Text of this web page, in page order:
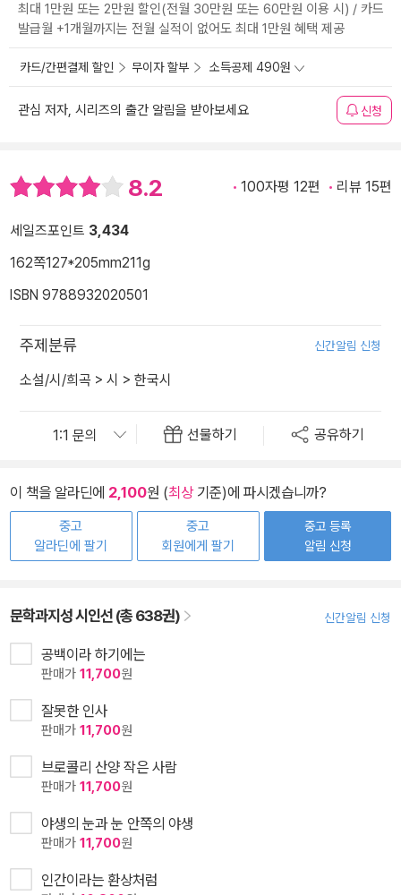
최대 1만원 또는 2만원 할인(전월 30만원 또는 60만원 이용 시) / 카드
발급월 +1개월까지는 전월 실적이 없어도 최대 1만원 혜택 제공
카드/간편결제 할인 무이자 할부 소득공제 490원
관심 저자, 시리즈의 출간 알림을 받아보세요 신청
8.2 100자평 12편 리뷰 15편
세일즈포인트 3,434
162쪽127*205mm211g
ISBN 9788932020501
주제분류 신간알림 신청
소설/시/희곡 > 시 > 한국시
선물하기 공유하기
이 책을 알라딘에 2,100원 (최상기준)에 파시겠습니까?
중고
알라딘에 팔기
중고
회원에게 팔기
중고 등록
알림 신청
문학과지성 시인선 (총 638권) 신간알림 신청
공백이라 하기에는
판매가 11,700원
잘못한 인사
판매가 11,700원
브로콜리 산양 작은 사람
판매가 11,700원
야생의 눈과 눈 안쪽의 야생
판매가 11,700원
인간이라는 환상처럼